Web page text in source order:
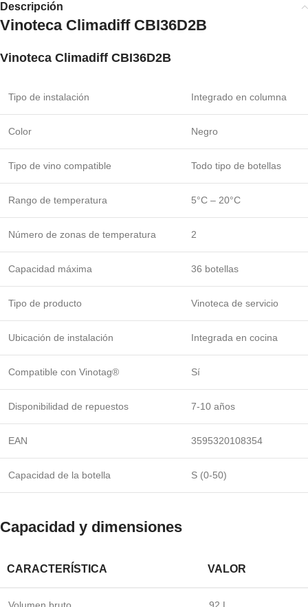
Descripción
Vinoteca Climadiff CBI36D2B
Vinoteca Climadiff CBI36D2B
Tipo de instalación Integrado en columna
Color Negro
Tipo de vino compatible Todo tipo de botellas
Rango de temperatura 5°C – 20°C
Número de zonas de temperatura 2
Capacidad máxima 36 botellas
Tipo de producto Vinoteca de servicio
Ubicación de instalación Integrada en cocina
Compatible con Vinotag® Sí
Disponibilidad de repuestos 7-10 años
EAN 3595320108354
Capacidad de la botella S (0-50)
Capacidad y dimensiones
CARACTERÍSTICA VALOR